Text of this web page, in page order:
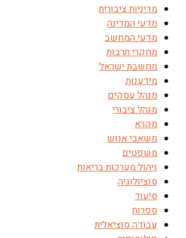
מדיניות ציבורית
מדעי המדינה
מדעי המחשב
מחקרי תרבות
מחשבת ישראל
מידענות
מנהל עסקים
מנהל ציבורי
מקרא
משאבי אנוש
משפטים
ניהול מערכות בריאות
סוציולוגיה
סיעוד
ספרות
עבודה סוציאלית